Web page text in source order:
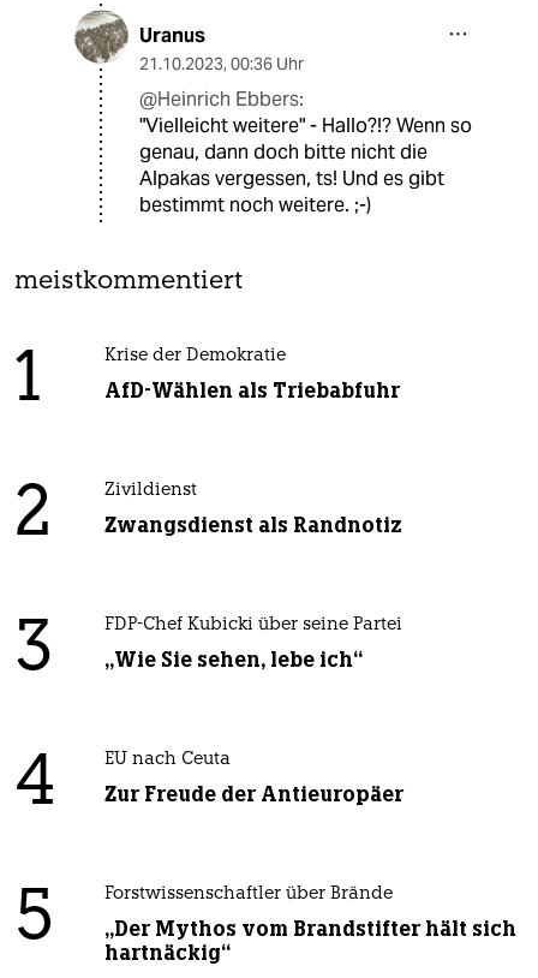
Uranus
21.10.2023, 00:36 Uhr
@Heinrich Ebbers:
"Vielleicht weitere" - Hallo?!? Wenn so
genau, dann doch bitte nicht die
Alpakas vergessen, ts! Und es gibt
bestimmt noch weitere. ;-)
meistkommentiert
1 Krise der Demokratie
AfD-Wählen als Triebabfuhr
2 Zivildienst
Zwangsdienst als Randnotiz
3 FDP-Chef Kubicki über seine Partei
„Wie Sie sehen, lebe ich“
4 EU nach Ceuta
Zur Freude der Antieuropäer
5 Forstwissenschaftler über Brände
„Der Mythos vom Brandstifter hält sich
hartnäckig“